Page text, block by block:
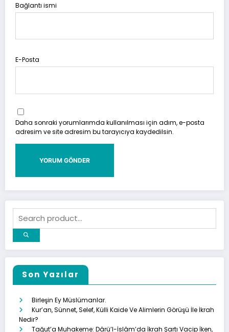
Bağlantı ismi
E-Posta
Daha sonraki yorumlarımda kullanılması için adım, e-posta
adresim ve site adresim bu tarayıcıya kaydedilsin.
Son Yazılar
Birleşin Ey Müslümanlar.
Kur’an, Sünnet, Selef, Külli Kaide Ve Alimlerin Görüşü İle İkrah
Nedir?
Tağut’a Muhakeme: Dârü’l-İslâm’da İkrah Şartı Vacip İken,